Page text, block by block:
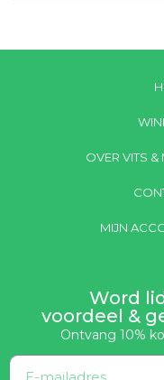
OVER VITS &
MIJN
Word
voordeel &
Ontvang 10%